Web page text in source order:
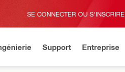
SE CONNECTER OU S'INSCRIRE
Support Entreprise